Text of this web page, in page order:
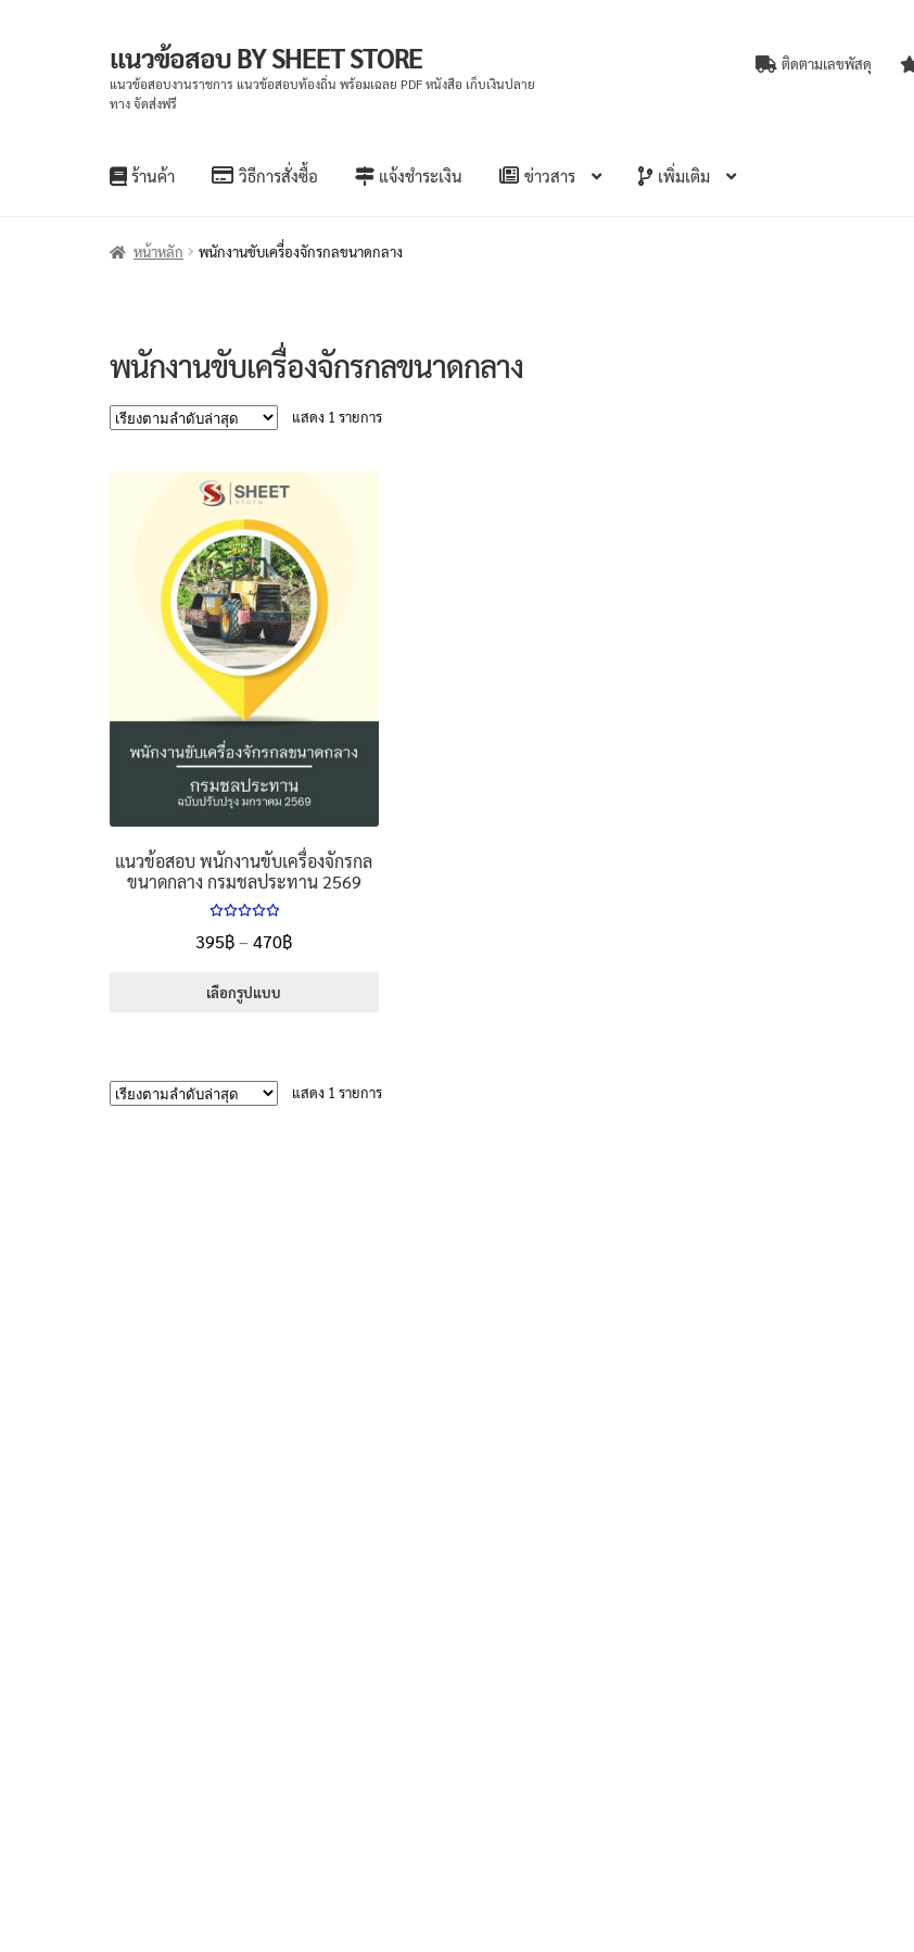
Skip
to
navigation
Skip
to
content
แนวข้อสอบ BY SHEET STORE
แนวข้อสอบงานราชการ แนวข้อสอบท้องถิ่น พร้อมเฉลย PDF หนังสือ เก็บเงินปลาย
ทาง จัดส่งฟรี
ติดตามเลขพัสดุ
ร้านค้า วิธีการสั่งซื้อ แจ้งชำระเงิน ข่าวสาร เพิ่มเติม
หน้าหลัก พนักงานขับเครื่องจักรกลขนาดกลาง
พนักงานขับเครื่องจักรกลขนาดกลาง
แสดง 1 รายการ
แนวข้อสอบ พนักงานขับเครื่องจักรกล
ขนาดกลาง กรมชลประทาน 2569
5.00
ตั้งแต่
395฿ – 470฿Price
เลือกรูปแบบ
multipleแสดง 1 รายการ